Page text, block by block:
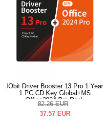
IObit Driver Booster 13 Pro 1 Year
1 PC CD Key Global+MS
Office2024 Pro Pack
82.26 EUR
37.57 EUR